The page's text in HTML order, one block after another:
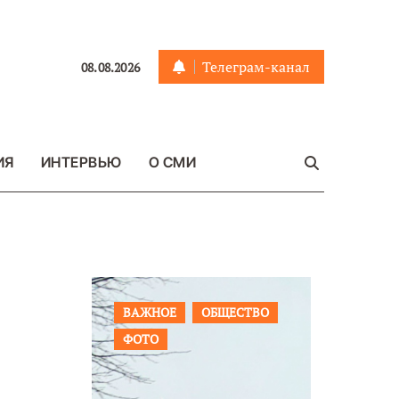
08.08.2026 Телеграм-канал
ИНТЕРВЬЮ О СМИ
ПРОИСШЕСТВИЯ ФОТО